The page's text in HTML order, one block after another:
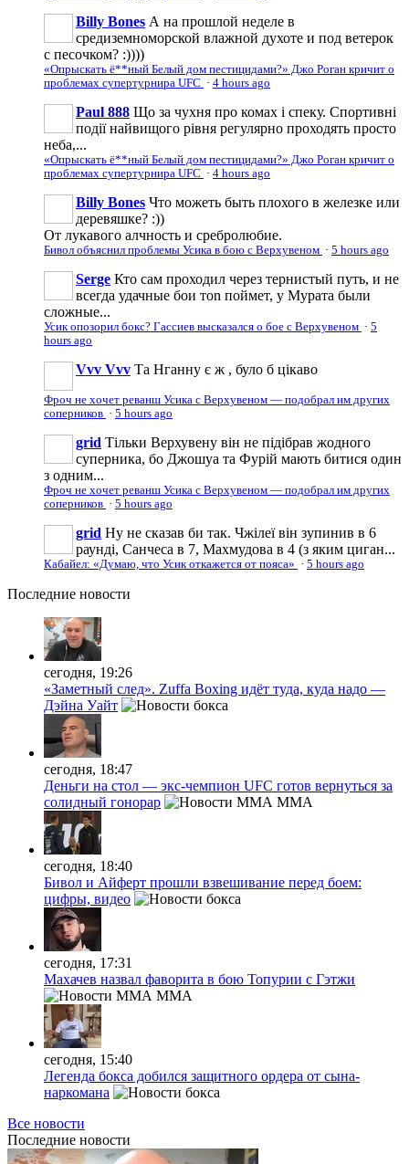
Billy Bones А на прошлой неделе в
средиземноморской влажной духоте и под ветерок
с песочком? :))))
«Опрыскать ё**ный Белый дом пестицидами?» Джо Роган кричит о
проблемах супертурнира UFC · 4 hours ago
Paul 888 Що за чухня про комах і спеку. Спортивні
події найвищого рівня регулярно проходять просто
неба,...
«Опрыскать ё**ный Белый дом пестицидами?» Джо Роган кричит о
проблемах супертурнира UFC · 4 hours ago
Billy Bones Что можеть быть плохого в железке или
деревяшке? :))
От лукавого алчность и сребролюбие.
Бивол объяснил проблемы Усика в бою с Верхувеном · 5 hours ago
Serge Кто сам проходил через тернистый путь, и не
всегда удачные бои тоn поймет, у Мурата были
сложные...
Усик опозорил бокс? Гассиев высказался о бое с Верхувеном · 5
hours ago
Vvv Vvv Та Нганну є ж , було б цікаво
Фроч не хочет реванш Усика с Верхувеном — подобрал им других
соперников · 5 hours ago
grid Тільки Верхувену він не підібрав жодного
суперника, бо Джошуа та Фурій мають битися один
з одним...
Фроч не хочет реванш Усика с Верхувеном — подобрал им других
соперников · 5 hours ago
grid Ну не сказав би так. Чжілеї він зупинив в 6
раунді, Санчеса в 7, Махмудова в 4 (з яким циган...
Кабайел: «Думаю, что Усик откажется от пояса» · 5 hours ago
Последние новости
сегодня, 19:26
«Заметный след». Zuffa Boxing идёт туда, куда надо —
Дэйна Уайт
сегодня, 18:47
Деньги на стол — экс-чемпион UFC готов вернуться за
солидный гонорар
MMA
сегодня, 18:40
Бивол и Айферт прошли взвешивание перед боем:
цифры, видео
сегодня, 17:31
Махачев назвал фаворита в бою Топурии с Гэтжи
MMA
сегодня, 15:40
Легенда бокса добился защитного ордера от сына-
наркомана
Все новости
Последние новости